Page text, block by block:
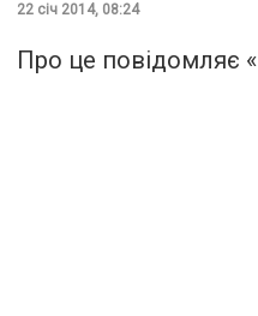
22 січ 2014, 08:24
Про це повідомляє «